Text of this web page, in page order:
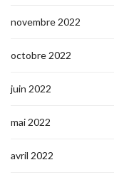
novembre 2022
octobre 2022
juin 2022
mai 2022
avril 2022